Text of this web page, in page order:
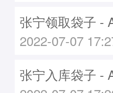
张宁领取袋子 -
2022-07-07
张宁入库袋子 -